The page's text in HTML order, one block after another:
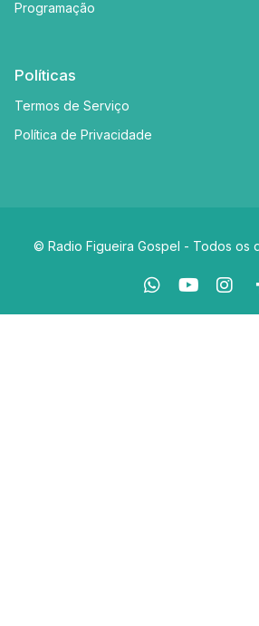
Programação
Políticas
Termos de Serviço
Política de Privacidade
© Radio Figueira Gospel - Todos os